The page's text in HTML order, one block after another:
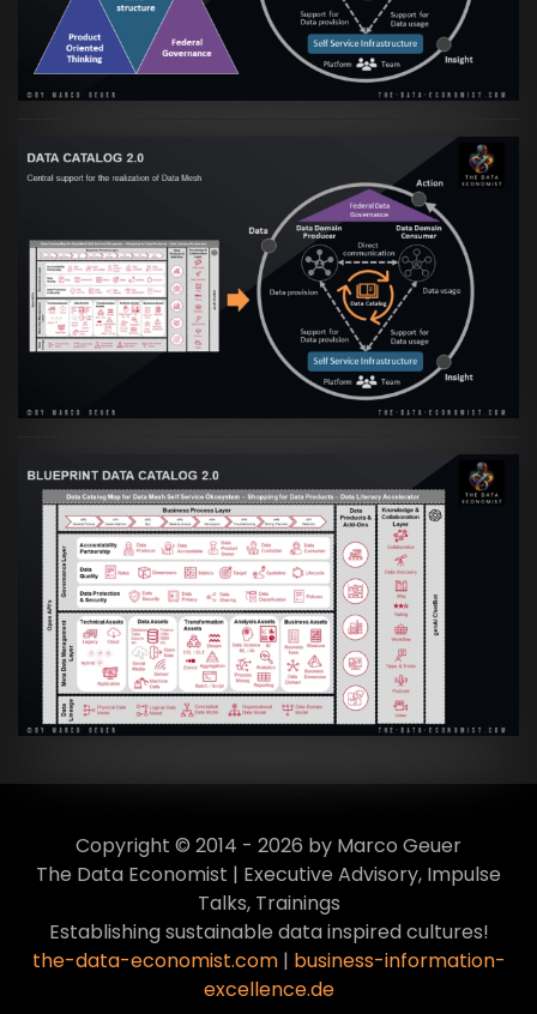
VIEW
Artikel:Data Mesh Ökosysteme: Die
Transformation zur Data Inspired Human
Culture
VIEW
Artikel:Data Mesh Ökosysteme: Die
Transformation zur Data Inspired Human
Culture
VIEW
Copyright © 2014 - 2026 by Marco Geuer
The Data Economist | Executive Advisory, Impulse
Talks, Trainings
Establishing sustainable data inspired cultures!
the-data-economist.com| business-information-
excellence.de